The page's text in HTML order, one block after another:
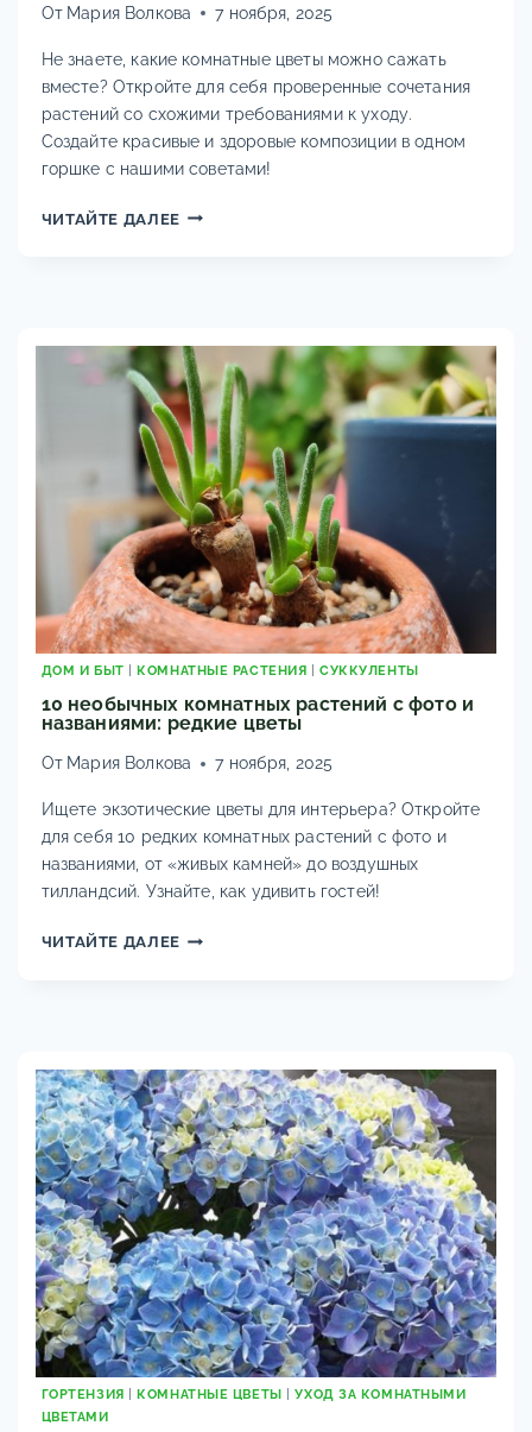
От Мария Волкова 7 ноября, 2025
Не знаете, какие комнатные цветы можно сажать
вместе? Откройте для себя проверенные сочетания
растений со схожими требованиями к уходу.
Создайте красивые и здоровые композиции в одном
горшке с нашими советами!
ЧИТАЙТЕ ДАЛЕЕСОВМЕСТИМОСТЬ
ДОМА
ДОМ И БЫТ |КОМНАТНЫЕ РАСТЕНИЯ |СУККУЛЕНТЫ
10 необычных комнатных растений с фото и
названиями: редкие цветы
От Мария Волкова 7 ноября, 2025
Ищете экзотические цветы для интерьера? Откройте
для себя 10 редких комнатных растений с фото и
названиями, от «живых камней» до воздушных
тилландсий. Узнайте, как удивить гостей!
ЧИТАЙТЕ ДАЛЕЕ10
И
НАЗВАНИЯМИ:
РЕДКИЕ
ЦВЕТЫ
ГОРТЕНЗИЯ |КОМНАТНЫЕ ЦВЕТЫ |УХОД ЗА КОМНАТНЫМИ
ЦВЕТАМИ